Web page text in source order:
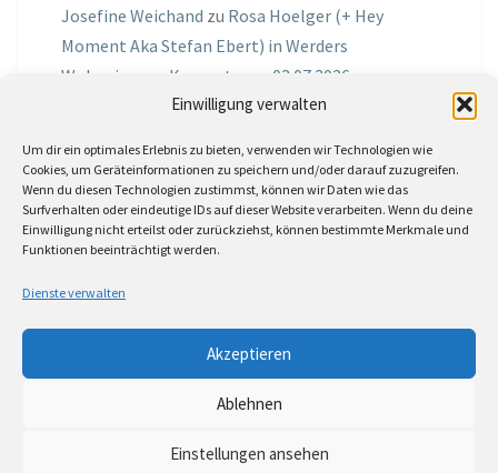
Einwilligung verwalten
Um dir ein optimales Erlebnis zu bieten, verwenden wir Technologien wie
Cookies, um Geräteinformationen zu speichern und/oder darauf zuzugreifen.
Wenn du diesen Technologien zustimmst, können wir Daten wie das
Surfverhalten oder eindeutige IDs auf dieser Website verarbeiten. Wenn du deine
Einwilligung nicht erteilst oder zurückziehst, können bestimmte Merkmale und
Funktionen beeinträchtigt werden.
Dienste verwalten
Akzeptieren
Ablehnen
Einstellungen ansehen
Josefine Weichand zu Rosa Hoelger (+ Hey
Moment Aka Stefan Ebert) in Werders
Wohnzimmer Konzerte am 03.07.2026
Podcast Nr.01 vom 08.09.2025 mit Joe Astray
MIRI IN THE GREENzuMiri in the Green in der
Hemingway Lounge, am 30.05.2026
MollezuInterview mit dem Vinylexpress zum
8ten Vinylflohmarkt am 16.05.2026